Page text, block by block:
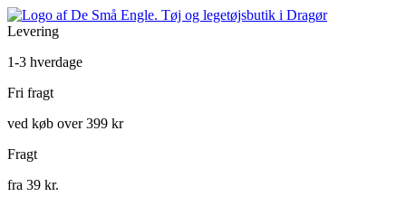
Levering
1-3 hverdage
Fri fragt
ved køb over 399 kr
Fragt
fra 39 kr.